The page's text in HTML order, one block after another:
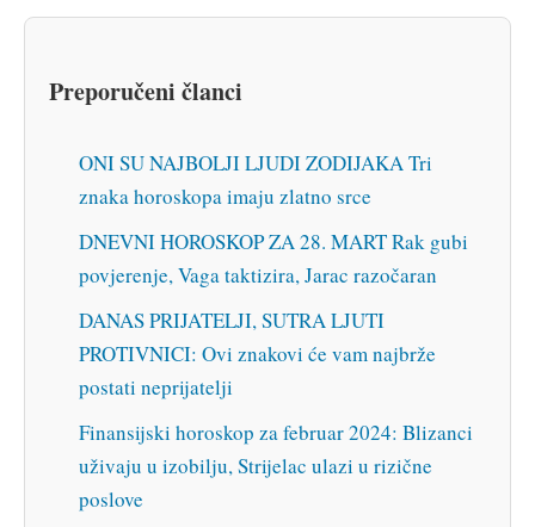
Preporučeni članci
ONI SU NAJBOLJI LJUDI ZODIJAKA Tri
znaka horoskopa imaju zlatno srce
DNEVNI HOROSKOP ZA 28. MART Rak gubi
povjerenje, Vaga taktizira, Jarac razočaran
DANAS PRIJATELJI, SUTRA LJUTI
PROTIVNICI: Ovi znakovi će vam najbrže
postati neprijatelji
Finansijski horoskop za februar 2024: Blizanci
uživaju u izobilju, Strijelac ulazi u rizične
poslove